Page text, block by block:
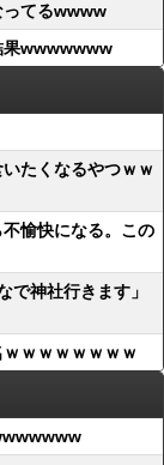
ってるwwww
果wwwwwww
たくなるやつｗｗ
愉快になる。この
で神社行きます」
ｗｗｗｗｗｗｗ